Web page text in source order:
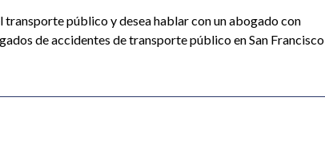
transporte público y desea hablar con un abogado con
de accidentes de transporte público en San Francisco